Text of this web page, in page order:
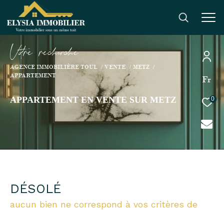
Fr
0
Vore recece
AGENCE IMMOBILIÈRE TOUL VENTE
METZ
APPARTEMENT
APPARTEMENT EN VENTE SUR METZ
DÉSOLÉ
aucun bien ne correspond à vos critères de